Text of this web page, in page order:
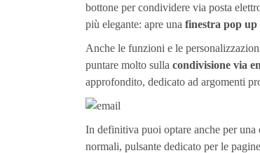
bottone per condividere via posta
più elegante: apre una finestra pop up
Anche le funzioni e le
puntare molto sulla condivisione via
approfondito, dedicato ad argomenti
In definitiva puoi optare anche per
normali, pulsante dedicato per le